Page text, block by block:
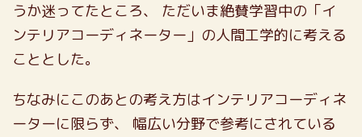
うか迷ってたところ、
ただいま絶賛学習中の「イ
ンテリアコーディネーター」の人間工学的に考える
こととした。
ちなみにこのあとの考え方はインテリアコーディネ
ーターに限らず、
幅広い分野で参考にされている